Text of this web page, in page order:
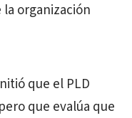
organización
que el PLD
que evalúa que